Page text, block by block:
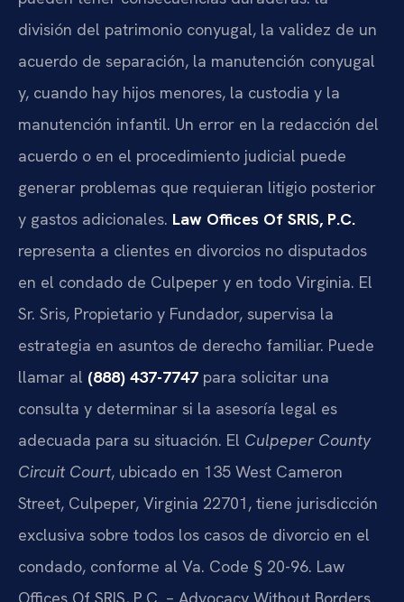
división del patrimonio conyugal, la validez de un
acuerdo de separación, la manutención conyugal
y, cuando hay hijos menores, la custodia y la
manutención infantil. Un error en la redacción del
acuerdo o en el procedimiento judicial puede
generar problemas que requieran litigio posterior
y gastos adicionales. Law Offices Of SRIS, P.C.
representa a clientes en divorcios no disputados
en el condado de Culpeper y en todo Virginia. El
Sr. Sris, Propietario y Fundador, supervisa la
estrategia en asuntos de derecho familiar. Puede
llamar al (888) 437-7747 para solicitar una
consulta y determinar si la asesoría legal es
adecuada para su situación. El Culpeper County
Circuit Court, ubicado en 135 West Cameron
Street, Culpeper, Virginia 22701, tiene jurisdicción
exclusiva sobre todos los casos de divorcio en el
condado, conforme al Va. Code § 20-96. Law